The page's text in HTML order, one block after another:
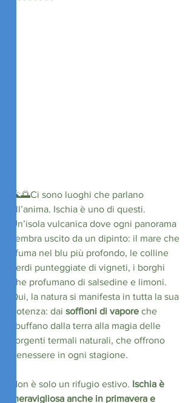
🌋🌅Ci sono luoghi che parlano
all’anima. Ischia è uno di questi.
Un’isola vulcanica dove ogni panorama
sembra uscito da un dipinto: il mare che
sfuma nel blu più profondo, le colline
verdi punteggiate di vigneti, i borghi
che profumano di salsedine e limoni.
Qui, la natura si manifesta in tutta la sua
potenza: dai soffioni di vapore che
sbuffano dalla terra alla magia delle
sorgenti termali naturali, che offrono
benessere in ogni stagione.
Non è solo un rifugio estivo. Ischia è
meravigliosa anche in primavera e